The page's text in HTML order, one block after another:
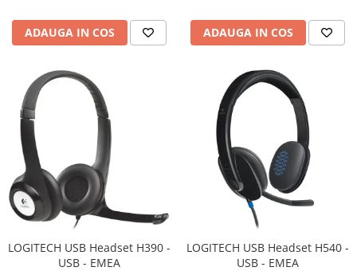
ADAUGA IN COS ADAUGA IN COS
LOGITECH USB Headset H390 -
USB - EMEA
LOGITECH USB Headset H540 -
USB - EMEA